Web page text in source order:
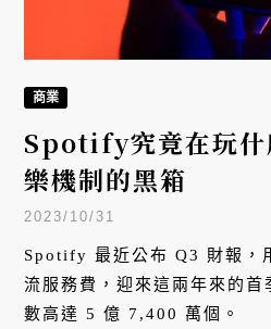
商業
Spotify究竟在玩什
樂機制的黑箱
2023/10/31
Spotify 最近公布 Q3 財報，
流服務費，迎來這兩年來的首
數高達 5 億 7,400 萬個。